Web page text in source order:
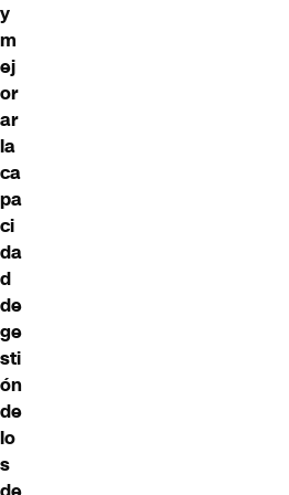
y
m
ej
or
ar
la
ca
pa
ci
da
d
de
ge
sti
ón
de
lo
s